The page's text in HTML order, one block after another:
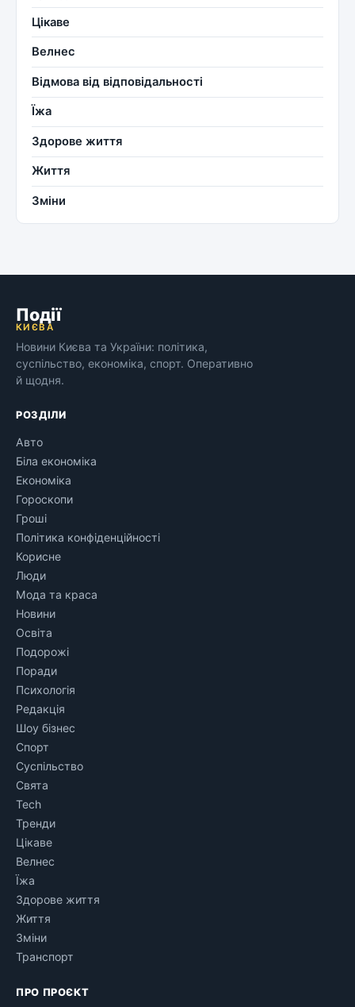
Цікаве
Велнес
Відмова від відповідальності
Їжа
Здорове життя
Життя
Зміни
Події
КИЄВА
Новини Києва та України: політика,
суспільство, економіка, спорт. Оперативно
й щодня.
РОЗДІЛИ
Авто
Біла економіка
Економіка
Гороскопи
Гроші
Політика конфіденційності
Корисне
Люди
Мода та краса
Новини
Освіта
Подорожі
Поради
Психологія
Редакція
Шоу бізнес
Спорт
Суспільство
Свята
Tech
Тренди
Цікаве
Велнес
Їжа
Здорове життя
Життя
Зміни
Транспорт
ПРО ПРОЄКТ